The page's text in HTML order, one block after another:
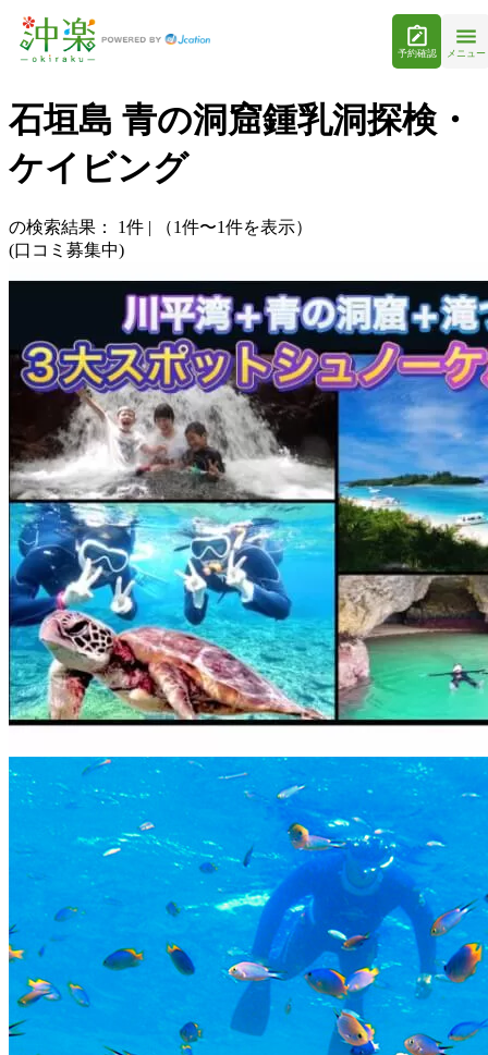
予約確認 メニュー
石垣島 青の洞窟鍾乳洞探検・
ケイビング
の検索結果： 1件 |
（1件〜1件を表示）
(口コミ募集中)